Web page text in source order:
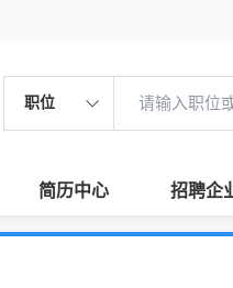
职位
简历中心 招聘企